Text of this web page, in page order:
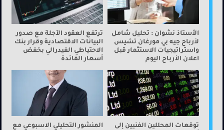
الأستاذ نشوان : تحليل شامل
لأرباح جيه بي مورغان تشيس
واستراتيجيات الاستثمار قبل
اعلان الأرباح اليوم
ترتفع العقود الآجلة مع صدور
البيانات الاقتصادية وقرار بنك
الاحتياطي الفيدرالي بخفض
أسعار الفائدة
توقعات المحللين الفنيين إلى
المنشور التحليلي الاسبوعي مع